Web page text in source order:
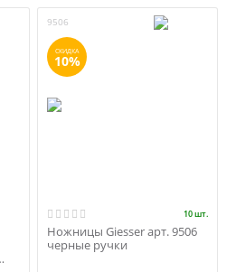
9506
СКИДКА
10%
10 шт.
Ножницы Giesser арт. 9506
черные ручки